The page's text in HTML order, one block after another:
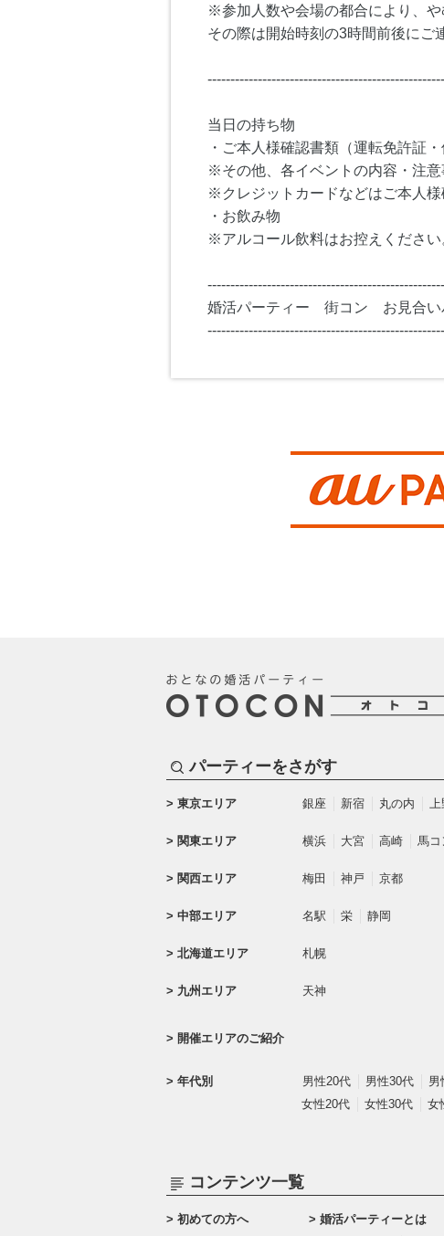
※参加人数や会場の都合により、や
その際は開始時刻の3時間前後にご
当日の持ち物
・ご本人様確認書類（運転免許証
※その他、各イベントの内容・注意
※クレジットカードなどはご本人様
・お飲み物
※アルコール飲料はお控えください
婚活パーティー 街コン お見合い
パーティーをさがす
東京エリア 銀座 新宿 丸の内
関東エリア 横浜 大宮 高崎 馬コ
関西エリア 梅田 神戸 京都
中部エリア 名駅 栄 静岡
北海道エリア 札幌
九州エリア 天神
開催エリアのご紹介
年代別 男性20代 男性30代 男
女性20代
女性30代 女
コンテンツ一覧
初めての方へ 婚活パーティーとは